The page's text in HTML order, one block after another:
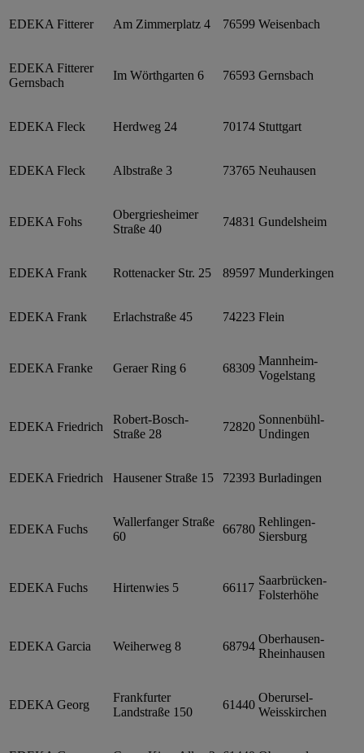
EDEKA Fitterer Am Zimmerplatz 4 76599 Weisenbach
EDEKA Fitterer
Gernsbach
Im Wörthgarten 6 76593 Gernsbach
EDEKA Fleck Herdweg 24 70174 Stuttgart
EDEKA Fleck Albstraße 3 73765 Neuhausen
EDEKA Fohs
Obergriesheimer
Straße 40
74831 Gundelsheim
EDEKA Frank Rottenacker Str. 25 89597 Munderkingen
EDEKA Frank Erlachstraße 45 74223 Flein
EDEKA Franke Geraer Ring 6 68309
Mannheim-
Vogelstang
EDEKA Friedrich
Robert-Bosch-
Straße 28
72820
Sonnenbühl-
Undingen
EDEKA Friedrich Hausener Straße 15 72393 Burladingen
EDEKA Fuchs
Wallerfanger Straße
60
66780
Rehlingen-
Siersburg
EDEKA Fuchs Hirtenwies 5 66117
Saarbrücken-
Folsterhöhe
EDEKA Garcia Weiherweg 8 68794
Oberhausen-
Rheinhausen
EDEKA Georg
Frankfurter
Landstraße 150
61440
Oberursel-
Weisskirchen